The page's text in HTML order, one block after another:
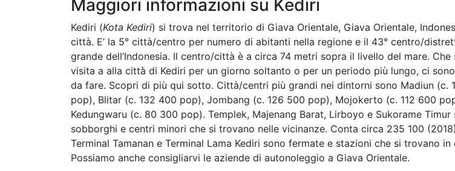
Maggiori informazioni su Kediri
Kediri (Kota Kediri) si trova nel territorio di Giava Orientale, Giava Orientale,
città. E’ la 5° città/centro per numero di abitanti nella regione e il 43° centro/
grande dell’Indonesia. Il centro/città è a circa 74 metri sopra il livello del mare. Che
visita a alla città di Kediri per un giorno soltanto o per un periodo più lungo, ci
da fare. Scopri di più qui sotto. Città/centri più grandi nei dintorni sono Madiun (c.
pop), Blitar (c. 132 400 pop), Jombang (c. 126 500 pop), Mojokerto (c. 112 600
Kedungwaru (c. 80 300 pop). Templek, Majenang Barat, Lirboyo e Sukorame Timur
sobborghi e centri minori che si trovano nelle vicinanze. Conta circa 235 100
Terminal Tamanan e Terminal Lama Kediri sono fermate e stazioni che si trovano in
Possiamo anche consigliarvi le aziende di autonoleggio a Giava Orientale.